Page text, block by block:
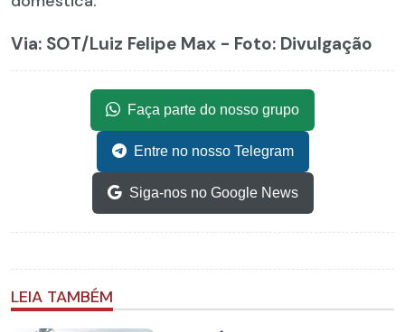
Via: SOT/Luiz Felipe Max - Foto: Divulgação
Faça parte do nosso grupo
Entre no nosso Telegram
Siga-nos no Google News
LEIA TAMBÉM